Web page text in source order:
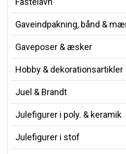
Gaveindpakning, bånd &
Gaveposer & æsker
Hobby & dekorationsartikler
Juel & Brandt
Julefigurer i poly. & keramik
Julefigurer i stof